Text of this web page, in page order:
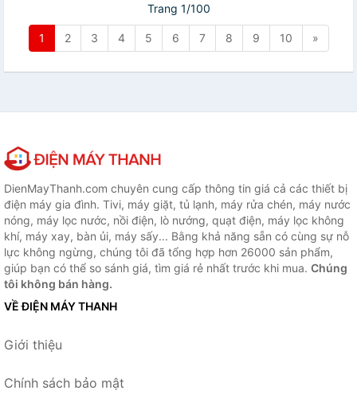
Trang 1/100
1 2 3 4 5 6 7 8 9 10 »
DienMayThanh.com chuyên cung cấp thông tin giá cả các thiết bị
điện máy gia đình. Tivi, máy giặt, tủ lạnh, máy rửa chén, máy nước
nóng, máy lọc nước, nồi điện, lò nướng, quạt điện, máy lọc không
khí, máy xay, bàn ủi, máy sấy... Bằng khả năng sẵn có cùng sự nỗ
lực không ngừng, chúng tôi đã tổng hợp hơn 26000 sản phẩm,
giúp bạn có thể so sánh giá, tìm giá rẻ nhất trước khi mua. Chúng
tôi không bán hàng.
VỀ ĐIỆN MÁY THANH
Giới thiệu
Chính sách bảo mật